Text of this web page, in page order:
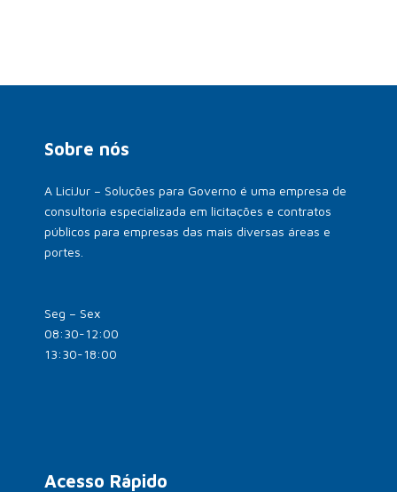
Sobre nós
A LiciJur – Soluções para Governo é uma empresa de
consultoria especializada em licitações e contratos
públicos para empresas das mais diversas áreas e
portes.
Seg – Sex
08:30-12:00
13:30-18:00
Acesso Rápido